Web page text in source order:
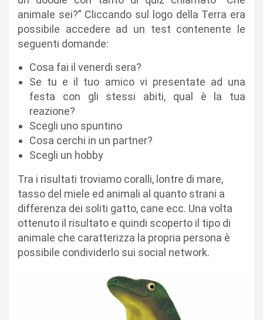
animale sei?” Cliccando sul logo della Terra era
possibile accedere ad un test contenente le
seguenti domande:
Cosa fai il venerdi sera?
Se tu e il tuo amico vi presentate ad una
festa con gli stessi abiti, qual è la tua
reazione?
Scegli uno spuntino
Cosa cerchi in un partner?
Scegli un hobby
Tra i risultati troviamo coralli, lontre di mare,
tasso del miele ed animali al quanto strani a
differenza dei soliti gatto, cane ecc. Una volta
ottenuto il risultato e quindi scoperto il tipo di
animale che caratterizza la propria persona è
possibile condividerlo sui social network.